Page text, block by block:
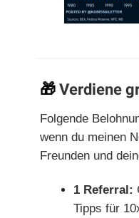
🎁 Verdiene
Folgende
wenn du meinen
Freunden und
1 Referral:
Tipps für